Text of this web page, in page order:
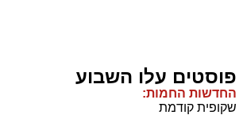
פוסטים עלו השבוע
החדשות החמות:
שקופית קודמת